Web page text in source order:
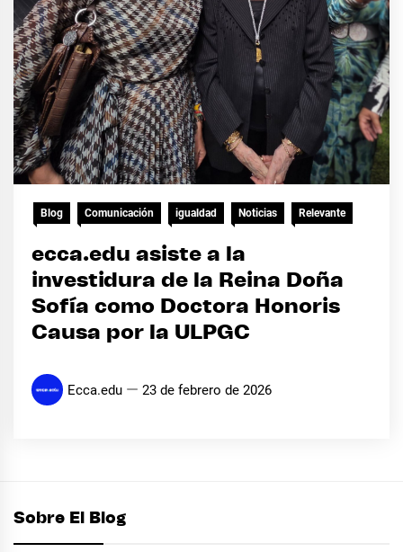
Blog Comunicación igualdad Noticias Relevante
ecca.edu asiste a la
investidura de la Reina Doña
Sofía como Doctora Honoris
Causa por la ULPGC
Ecca.edu 23 de febrero de 2026
Sobre El Blog